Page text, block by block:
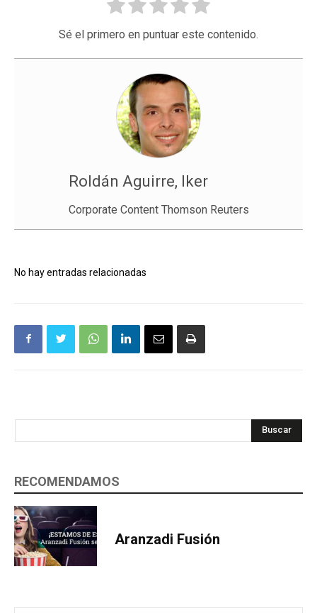
Sé el primero en puntuar este contenido.
Roldán Aguirre, Iker
Corporate Content Thomson Reuters
No hay entradas relacionadas
Buscar
RECOMENDAMOS
Aranzadi Fusión